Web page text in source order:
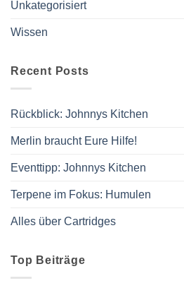
Unkategorisiert
Wissen
Recent Posts
Rückblick: Johnnys Kitchen
Merlin braucht Eure Hilfe!
Eventtipp: Johnnys Kitchen
Terpene im Fokus: Humulen
Alles über Cartridges
Top Beiträge